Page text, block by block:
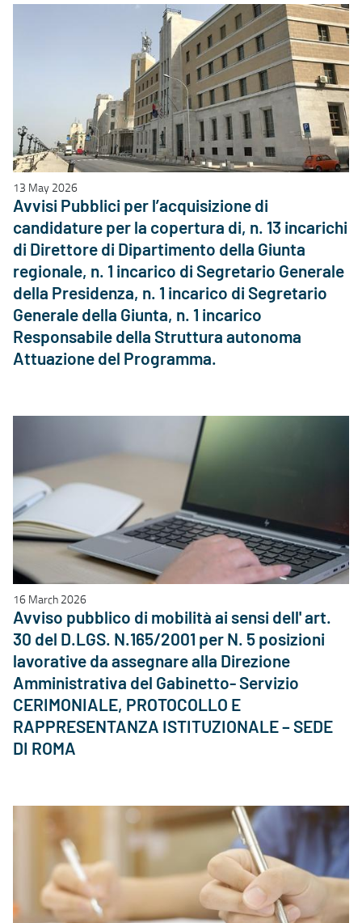
13 May 2026
Avvisi Pubblici per l’acquisizione di
candidature per la copertura di, n. 13 incarichi
di Direttore di Dipartimento della Giunta
regionale, n. 1 incarico di Segretario Generale
della Presidenza, n. 1 incarico di Segretario
Generale della Giunta, n. 1 incarico
Responsabile della Struttura autonoma
Attuazione del Programma.
16 March 2026
Avviso pubblico di mobilità ai sensi dell' art.
30 del D.LGS. N.165/2001 per N. 5 posizioni
lavorative da assegnare alla Direzione
Amministrativa del Gabinetto- Servizio
CERIMONIALE, PROTOCOLLO E
RAPPRESENTANZA ISTITUZIONALE – SEDE
DI ROMA